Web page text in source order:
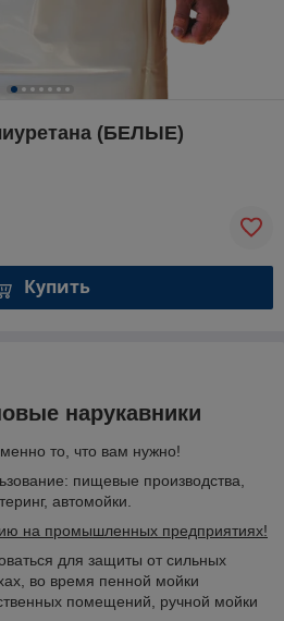
(БЕЛЫЕ)
Купить
нарукавники
то, что вам нужно!
пищевые производства,
автомойки.
на промышленных предприятиях!
для защиты от сильных
во время пенной мойки
помещений, ручной мойки